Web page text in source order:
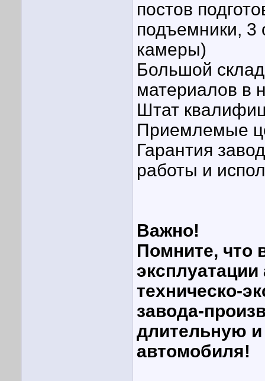
постов
подъемники, 3
камеры)
Большой
материалов в
Штат
Приемлемые
Гарантия
работы и
Важно!
Помните, что
техническо-
завода-
длительную
автомобиля!